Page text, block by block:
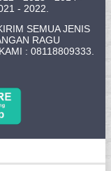
- 2022.
SEMUA JENIS
RAGU
: 08118809333.